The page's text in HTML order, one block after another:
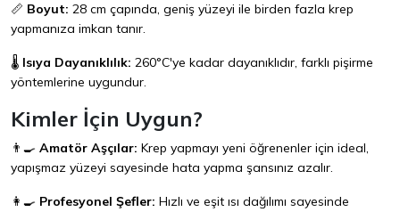
📏 Boyut: 28 cm çapında, geniş yüzeyi ile birden fazla krep
yapmanıza imkan tanır.
🌡️ Isıya Dayanıklılık: 260°C'ye kadar dayanıklıdır, farklı pişirme
yöntemlerine uygundur.
Kimler İçin Uygun?
👨‍🍳 Amatör Aşçılar: Krep yapmayı yeni öğrenenler için ideal,
yapışmaz yüzeyi sayesinde hata yapma şansınız azalır.
👩‍🍳 Profesyonel Şefler: Hızlı ve eşit ısı dağılımı sayesinde